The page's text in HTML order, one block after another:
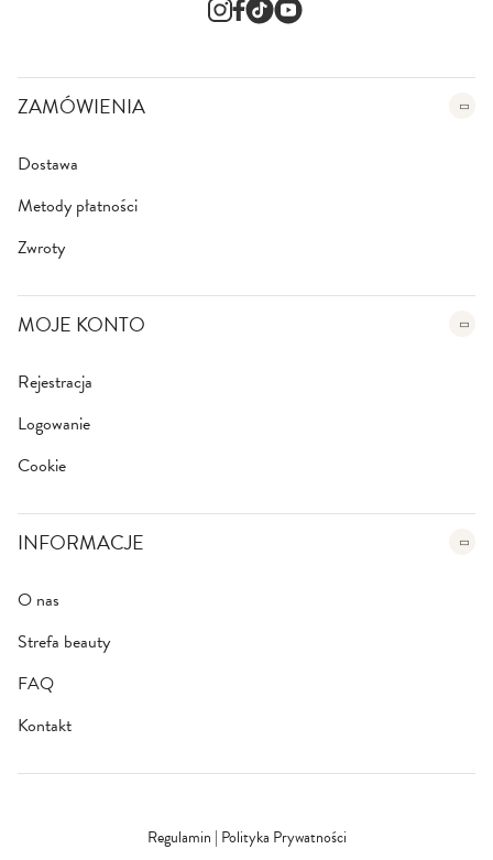
ZAMÓWIENIA
Dostawa
Metody płatności
Zwroty
MOJE KONTO
Rejestracja
Logowanie
Cookie
INFORMACJE
O nas
Strefa beauty
FAQ
Kontakt
Regulamin | Polityka Prywatności